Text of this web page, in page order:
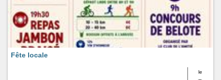
le
Fête locale